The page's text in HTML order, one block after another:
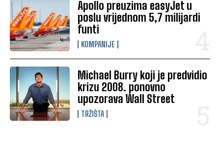
Apollo preuzima easyJet u
poslu vrijednom 5,7 milijardi
funti
KOMPANIJE
Michael Burry koji je predvidio
krizu 2008. ponovno
upozorava Wall Street
TRŽIŠTA